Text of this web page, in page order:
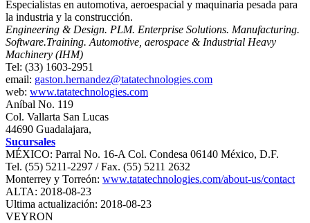
Especialistas en automotiva, aeroespacial y maquinaria pesada para
la industria y la construcción.
Engineering & Design. PLM. Enterprise Solutions. Manufacturing.
Software.Training. Automotive, aerospace & Industrial Heavy
Machinery (IHM)
Tel: (33) 1603-2951
email: gaston.hernandez@tatatechnologies.com
web: www.tatatechnologies.com
Aníbal No. 119
Col. Vallarta San Lucas
44690 Guadalajara,
Sucursales
MÉXICO: Parral No. 16-A Col. Condesa 06140 México, D.F.
Tel. (55) 5211-2297 / Fax. (55) 5211 2632
Monterrey y Torreón: www.tatatechnologies.com/about-us/contact
ALTA: 2018-08-23
Ultima actualización: 2018-08-23
VEYRON